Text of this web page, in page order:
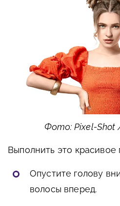
Фото: Pixel-Shot
Выполнить это
Опустите голову
волосы вперед.